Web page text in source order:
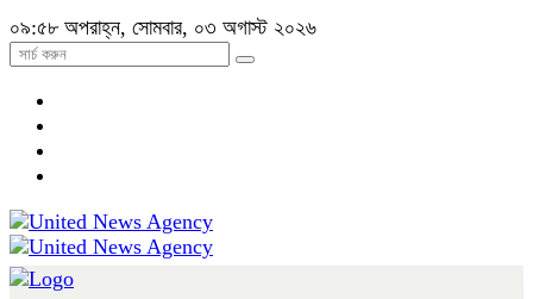
০৯:৫৮ অপরাহ্ন, সোমবার, ০৩ অগাস্ট ২০২৬